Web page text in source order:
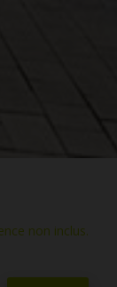
non inclus.